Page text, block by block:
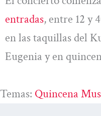
entradas, entre 12 y
en las taquillas del
Eugenia y en
Temas: Quincena